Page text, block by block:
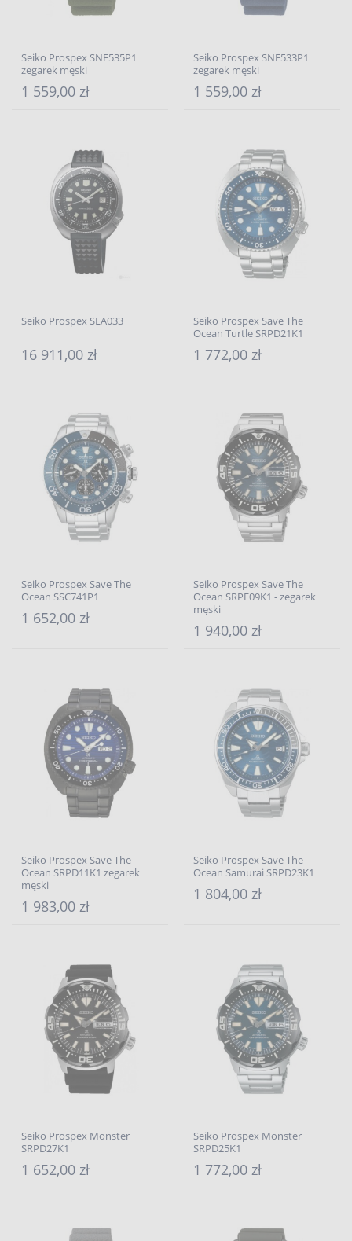
Seiko Prospex SNE535P1
zegarek męski
1 559,00 zł
Seiko Prospex SNE533P1
zegarek męski
1 559,00 zł
Seiko Prospex SLA033
16 911,00 zł
Seiko Prospex Save The
Ocean Turtle SRPD21K1
1 772,00 zł
Seiko Prospex Save The
Ocean SSC741P1
1 652,00 zł
Seiko Prospex Save The
Ocean SRPE09K1 - zegarek
męski
1 940,00 zł
Seiko Prospex Save The
Ocean SRPD11K1 zegarek
męski
1 983,00 zł
Seiko Prospex Save The
Ocean Samurai SRPD23K1
1 804,00 zł
Seiko Prospex Monster
SRPD27K1
1 652,00 zł
Seiko Prospex Monster
SRPD25K1
1 772,00 zł